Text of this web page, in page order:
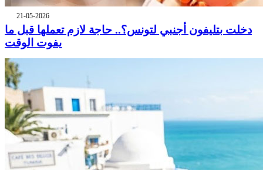
21-05-2026
دخلت بتليفون أجنبي لتونس؟.. حاجة لازم تعملها قبل ما
يفوت الوقت